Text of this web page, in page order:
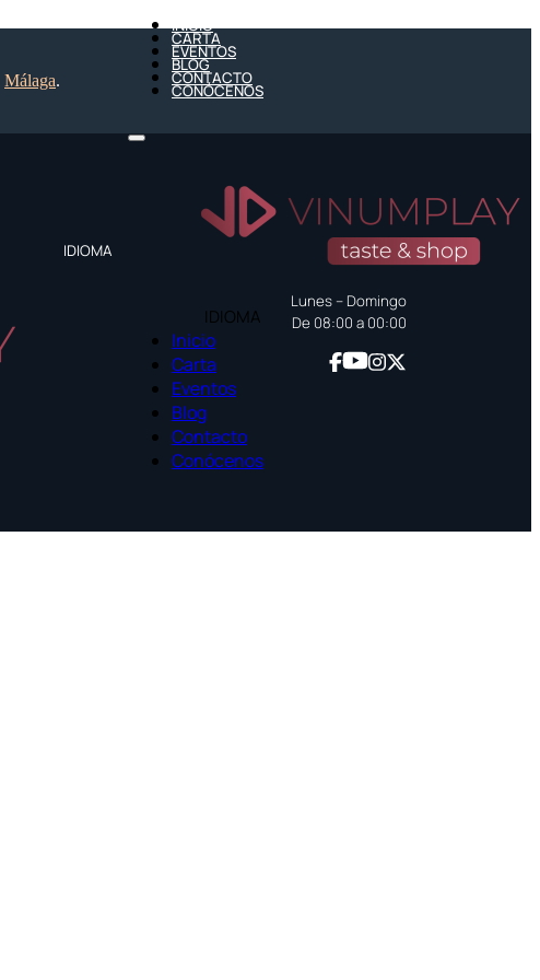
IDIOMA
INICIO
CARTA
EVENTOS
BLOG
CONTACTO
CONÓCENOS
IDIOMA
Inicio
Carta
Eventos
Blog
Contacto
Conócenos
Málaga.
Lunes – Domingo
De 08:00 a 00:00